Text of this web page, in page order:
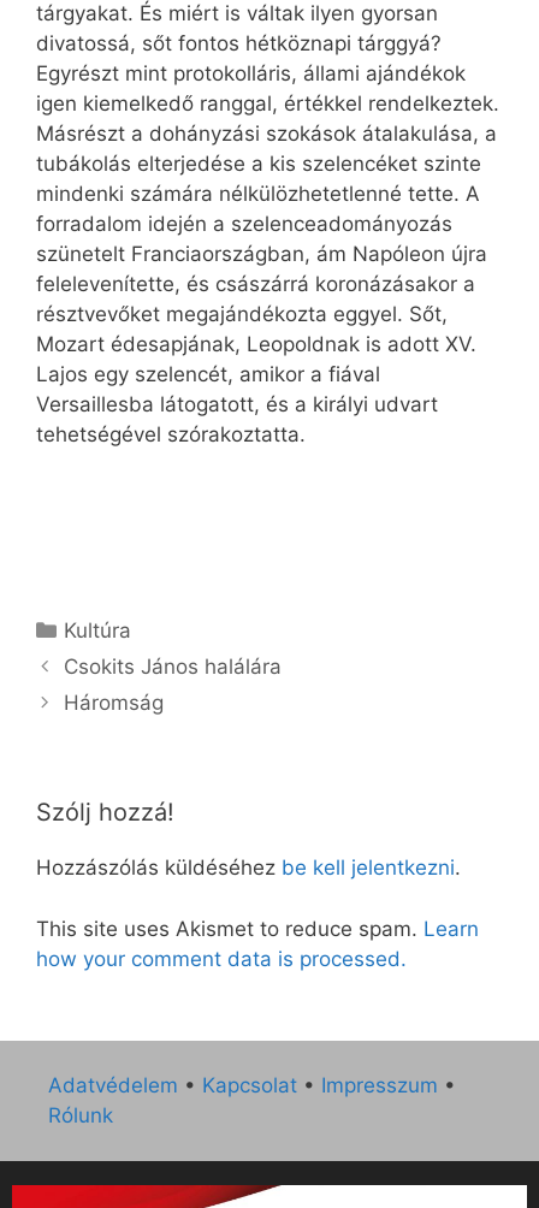
tárgyakat. És miért is váltak ilyen gyorsan
divatossá, sőt fontos hétköznapi tárggyá?
Egyrészt mint protokolláris, állami ajándékok
igen kiemelkedő ranggal, értékkel rendelkeztek.
Másrészt a dohányzási szokások átalakulása, a
tubákolás elterjedése a kis szelencéket szinte
mindenki számára nélkülözhetetlenné tette. A
forradalom idején a szelenceadományozás
szünetelt Franciaországban, ám Napóleon újra
felelevenítette, és császárrá koronázásakor a
résztvevőket megajándékozta eggyel. Sőt,
Mozart édesapjának, Leopoldnak is adott XV.
Lajos egy szelencét, amikor a fiával
Versaillesba látogatott, és a királyi udvart
tehetségével szórakoztatta.
Kategória
Kultúra
Csokits János halálára
Háromság
Szólj hozzá!
Hozzászólás küldéséhez be kell jelentkezni.
This site uses Akismet to reduce spam. Learn
how your comment data is processed.
Adatvédelem • Kapcsolat • Impresszum •
Rólunk